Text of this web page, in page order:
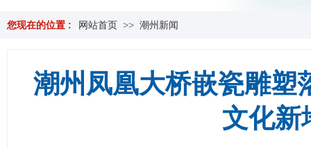
您现在的位置 : 网站首页 >> 潮州新闻
潮州凤凰大桥嵌瓷雕塑
文化新